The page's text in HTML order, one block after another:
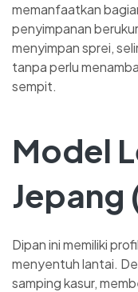
memanfaatkan
penyimpanan
menyimpan sprei,
tanpa perlu
sempit.
Model
Jepang
Dipan ini memiliki
menyentuh lantai.
samping kasur,